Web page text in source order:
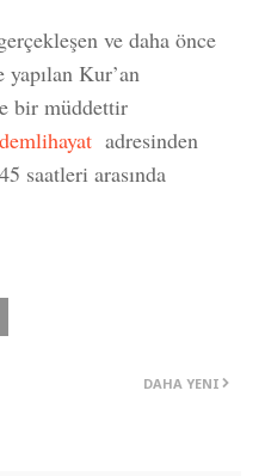
ve daha önce
Kur’an
bir müddettir
adresinden
saatleri arasında
DAHA YENI